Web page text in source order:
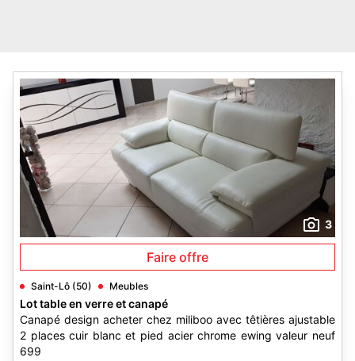
3
Faire offre
Saint-Lô (50) Meubles
Lot table en verre et canapé
Canapé design acheter chez miliboo avec têtières ajustable
2 places cuir blanc et pied acier chrome ewing valeur neuf
699